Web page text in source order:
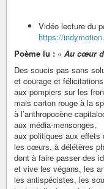
Vidéo lecture du
https://
Poème lu : « Au cœur
Des soucis pas sans
et courage et félicitations
aux pompiers sur les
mais carton rouge à la
à l’anthropocène
aux média-mensonges,
aux politiques aux effets
les cœurs, à délétères
dont à faire passer des
et vive les végans, les
les antispécistes, les